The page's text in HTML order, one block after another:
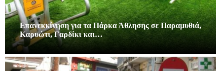
Επανεκκίνηση για τα Πάρκα Άθλησης σε Παραμυθιά,
Καρυώτι, Γαρδίκι και…